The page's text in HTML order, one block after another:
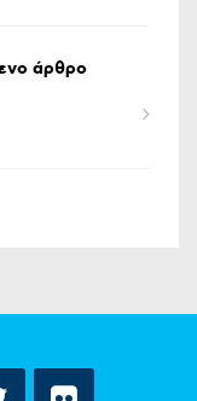
άρθρο